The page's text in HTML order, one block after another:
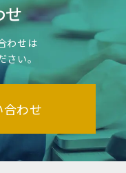
せ
わせは
い。
わせ